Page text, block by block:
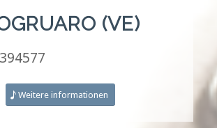
(VE)
Weitere informationen